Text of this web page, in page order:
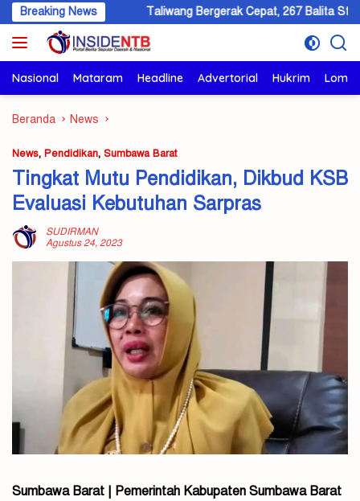
Langsung
ke
konten
Breaking NewsTaliwang Bergerak Cepat, 267 Balita Stunting Jadi
Nasional Mataram Headline Advertorial Hukrim
Beranda News
News, Pendidikan, Sumbawa Barat
Tingkat Mutu Pendidikan, Dikbud KSB
Evaluasi Kebutuhan Sarpras
SUDIRMAN
Agustus 24, 2023
Sumbawa Barat | Pemerintah Kabupaten Sumbawa Barat